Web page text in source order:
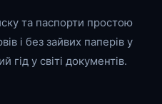
та паспорти простою
і без зайвих паперів у
гід у світі документів.